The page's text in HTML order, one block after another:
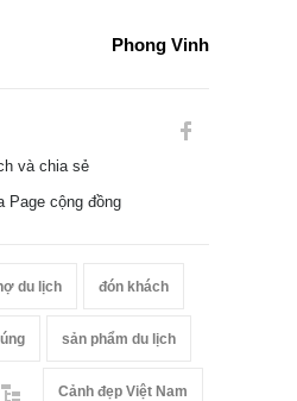
Phong Vinh
và chia sẻ
Page cộng đồng
du lịch đón khách
sản phẩm du lịch
Cảnh đẹp Việt Nam